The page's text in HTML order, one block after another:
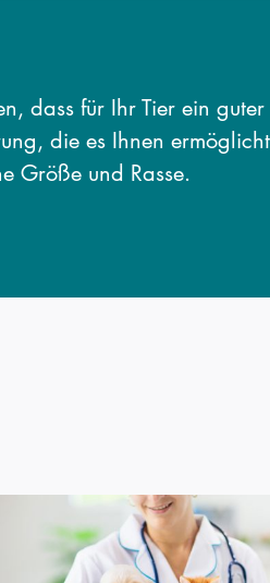
dass für Ihr Tier ein
die es Ihnen
Größe und Rasse.